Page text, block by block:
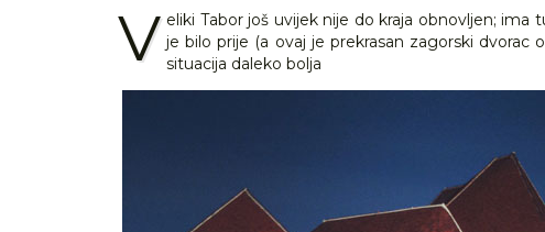
V eliki Tabor još uvijek nije do kraja obnovljen;
je bilo prije (a ovaj je prekrasan zagorski
situacija daleko bolja